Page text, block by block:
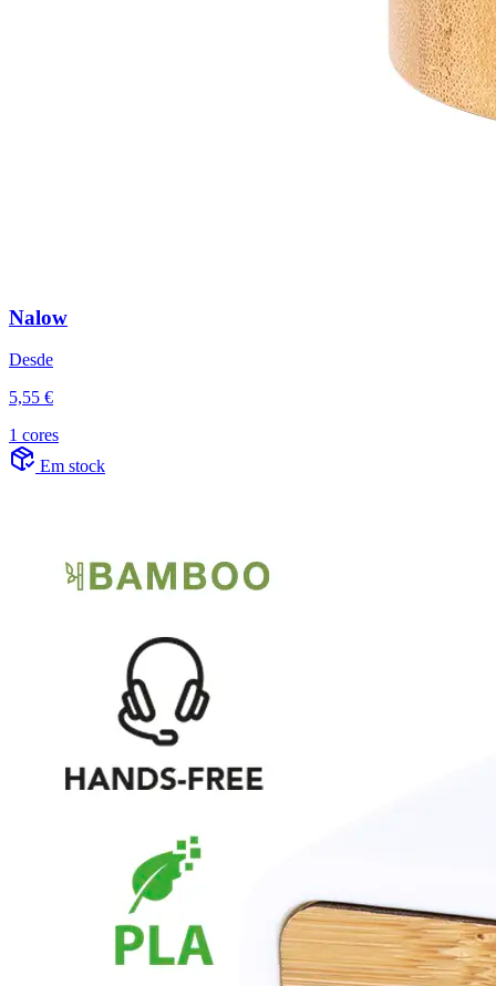
Nalow
Desde
5,55 €
1 cores
Em stock